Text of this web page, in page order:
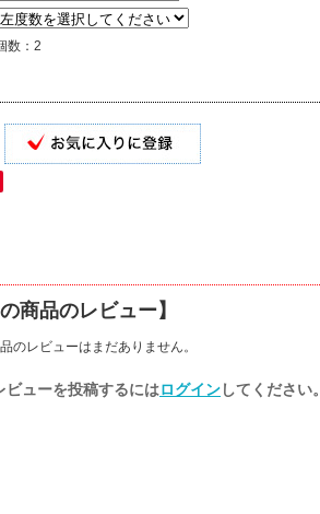
数：2
商品のレビュー】
のレビューはまだありません。
ビューを投稿するにはログインしてください。